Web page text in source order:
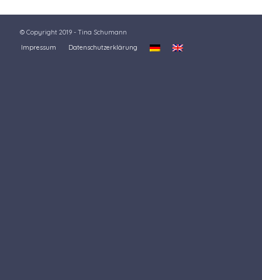
© Copyright 2019 - Tina Schumann
Impressum
Datenschutzerklärung